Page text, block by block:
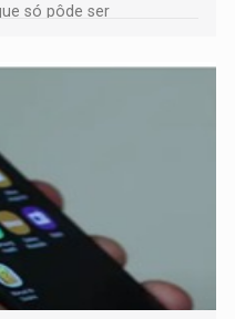
só pôde ser